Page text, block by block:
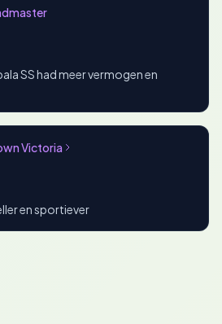
SS had meer vermogen en
Victoria
en sportiever